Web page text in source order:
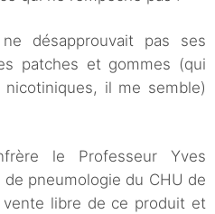
désapprouvait pas ses
patches et gommes (qui
il me semble)
le Professeur Yves
pneumologie du CHU de
vente libre de ce produit et